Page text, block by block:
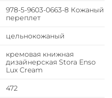
978-5-9603-0663-8 Кожаный
переплет
цельнокожаный
кремовая книжная
дизайнерская Stora Enso
Lux Cream
472